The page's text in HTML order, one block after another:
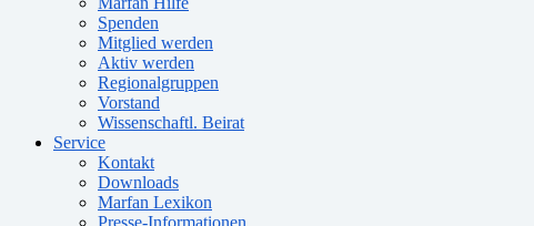
Spenden
Mitglied werden
Aktiv werden
Regionalgruppen
Vorstand
Wissenschaftl. Beirat
Service
Kontakt
Downloads
Marfan Lexikon
Presse-Informationen